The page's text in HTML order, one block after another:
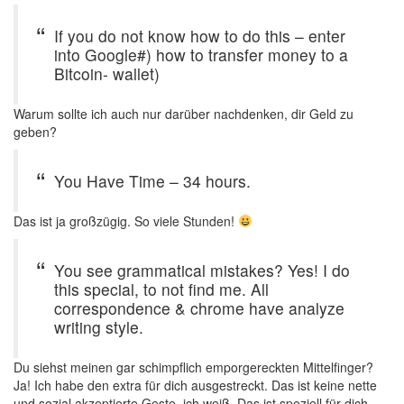
If you do not know how to do this – enter
into Google#) how to transfer money to a
Bitcoin- wallet)
Warum sollte ich auch nur darüber nachdenken, dir Geld zu
geben?
You Have Time – 34 hours.
Das ist ja großzügig. So viele Stunden!
You see grammatical mistakes? Yes! I do
this special, to not find me. All
correspondence & chrome have analyze
writing style.
Du siehst meinen gar schimpflich emporgereckten Mittelfinger?
Ja! Ich habe den extra für dich ausgestreckt. Das ist keine nette